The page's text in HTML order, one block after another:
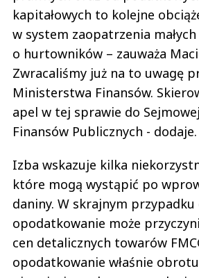
kapitałowych to kolejne
w system zaopatrzenia
o hurtowników – zauważa
Zwracaliśmy już na to uwagę
Ministerstwa Finansów.
apel w tej sprawie do
Finansów Publicznych - dodaje.
Izba wskazuje kilka
które mogą wystąpić po
daniny. W skrajnym
opodatkowanie może
cen detalicznych towarów
opodatkowanie właśnie